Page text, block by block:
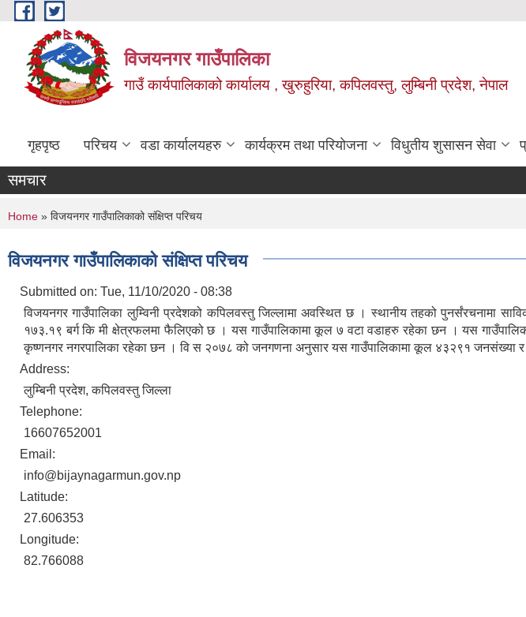
Skip to main content
विजयनगर गाउँपालिका
गाउँ कार्यपालिकाको कार्यालय , खुरुहुरिया, कपिलवस्तु, लुम्बिनी प्रदेश, नेपाल
गृहपृष्ठ परिचय वडा कार्यालयहरु कार्यक्रम तथा परियोजना विधुतीय शुसासन सेवा
समचार
You are here
Home » विजयनगर गाउँपालिकाको संक्षिप्त परिचय
विजयनगर गाउँपालिकाको संक्षिप्त परिचय
Submitted on: Tue, 11/10/2020 - 08:38
विजयनगर गाउँपालिका लुम्विनी प्रदेशको कपिलवस्तु जिल्लामा अवस्थित छ । स्थानीय तहको पुनर्संरचनामा
१७३.१९ बर्ग कि मी क्षेत्रफलमा फैलिएको छ । यस गाउँपालिकामा कूल ७ वटा वडाहरु रहेका छन । यस
कृष्णनगर नगरपालिका रहेका छन । वि स २०७८ को जनगणना अनुसार यस गाउँपालिकामा कूल ४३२९१ जनसंख्या
Address:
लुम्बिनी प्रदेश, कपिलवस्तु जिल्ला
Telephone:
16607652001
Email:
info@bijaynagarmun.gov.np
Latitude:
27.606353
Longitude:
82.766088